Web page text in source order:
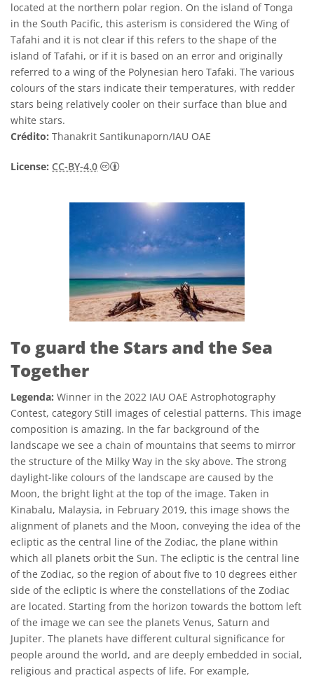
located at the northern polar region. On the island of Tonga
in the South Pacific, this asterism is considered the Wing of
Tafahi and it is not clear if this refers to the shape of the
island of Tafahi, or if it is based on an error and originally
referred to a wing of the Polynesian hero Tafaki. The various
colours of the stars indicate their temperatures, with redder
stars being relatively cooler on their surface than blue and
white stars.
Crédito: Thanakrit Santikunaporn/IAU OAE
License: CC-BY-4.0 Creative Commons Attribution 4.0
To guard the Stars and the Sea
Together
Legenda: Winner in the 2022 IAU OAE Astrophotography
Contest, category Still images of celestial patterns. This image
composition is amazing. In the far background of the
landscape we see a chain of mountains that seems to mirror
the structure of the Milky Way in the sky above. The strong
daylight-like colours of the landscape are caused by the
Moon, the bright light at the top of the image. Taken in
Kinabalu, Malaysia, in February 2019, this image shows the
alignment of planets and the Moon, conveying the idea of the
ecliptic as the central line of the Zodiac, the plane within
which all planets orbit the Sun. The ecliptic is the central line
of the Zodiac, so the region of about five to 10 degrees either
side of the ecliptic is where the constellations of the Zodiac
are located. Starting from the horizon towards the bottom left
of the image we can see the planets Venus, Saturn and
Jupiter. The planets have different cultural significance for
people around the world, and are deeply embedded in social,
religious and practical aspects of life. For example,